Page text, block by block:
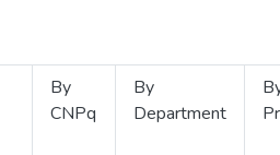
By
CNPq
By
Department